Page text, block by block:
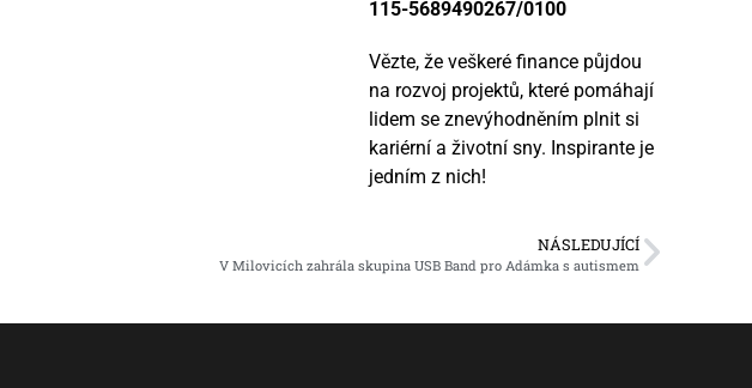
115-5689490267/0100
Vězte, že veškeré finance půjdou
na rozvoj projektů, které pomáhají
lidem se znevýhodněním plnit si
kariérní a životní sny. Inspirante je
jedním z nich!
NÁSLEDUJÍCÍ
V Milovicích zahrála skupina USB Band pro Adámka s autismem